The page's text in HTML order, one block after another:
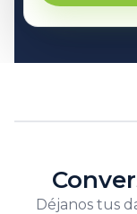
Déjanos tus